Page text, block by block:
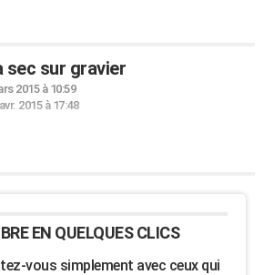
sec sur gravier
2015 à 10:59
2015 à 17:48
EN QUELQUES CLICS
vous simplement avec ceux qui